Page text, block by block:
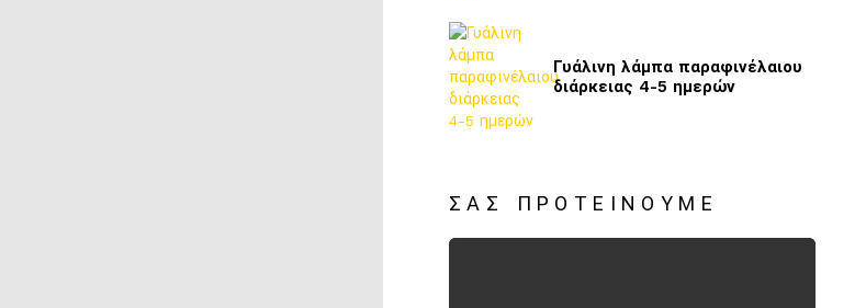
Γυάλινη λάμπα παραφινέλαιου
διάρκειας 4-5 ημερών
ΣΑΣ ΠΡΟΤΕΊΝΟΥΜΕ